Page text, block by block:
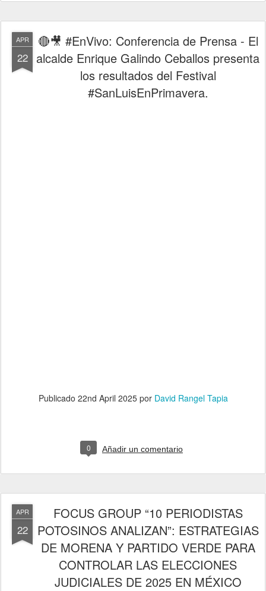
APR
22
🔴🎥 #EnVivo: Conferencia de Prensa - El
alcalde Enrique Galindo Ceballos presenta
los resultados del Festival
#SanLuisEnPrimavera.
Publicado 22nd April 2025por David Rangel Tapia
0 Añadir un comentario
APR
22
FOCUS GROUP “10 PERIODISTAS
POTOSINOS ANALIZAN”: ESTRATEGIAS
DE MORENA Y PARTIDO VERDE PARA
CONTROLAR LAS ELECCIONES
JUDICIALES DE 2025 EN MÉXICO